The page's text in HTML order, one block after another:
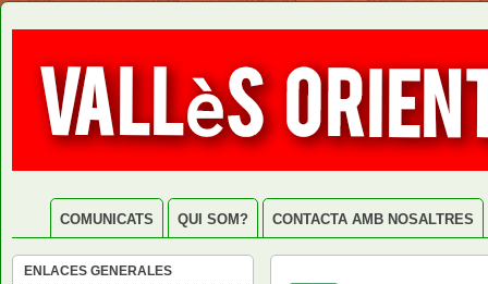
COMUNICATS QUI SOM? CONTACTA AMB NOSALTRES
ENLACES GENERALES